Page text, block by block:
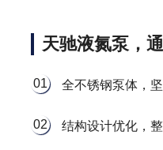
天驰液氮泵，
01 全不锈钢泵体，
02 结构设计优化，